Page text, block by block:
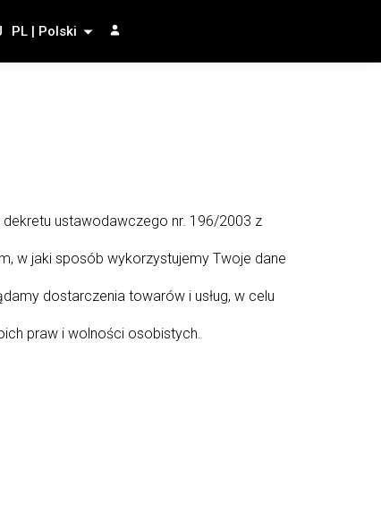
PL | Polski
ustawodawczego nr. 196/2003 z
w jaki sposób wykorzystujemy Twoje dane
dostarczenia towarów i usług, w celu
praw i wolności osobistych.